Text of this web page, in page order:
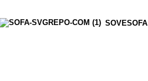
SOVESOFA